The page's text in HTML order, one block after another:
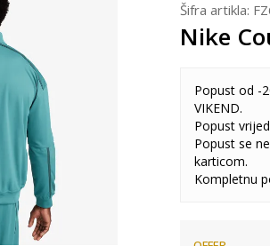
Šifra artikla:
Nike
Popust od -
VIKEND.
Popust
Popust se
karticom.
Kompletnu